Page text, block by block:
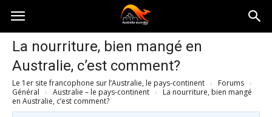
Australia-
australie.com
La nourriture, bien mangé en
Australie, c’est comment?
Le 1er site francophone sur l’Australie, le pays-continent › Forums ›
Général › Australie – le pays-continent ›
La nourriture, bien mangé
en Australie, c’est comment?